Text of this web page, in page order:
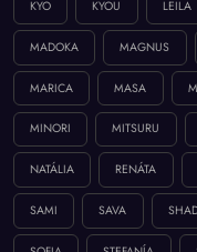
KYO KYOU LEILA
MADOKA MAGNUS
MARICA MASA
MINORI MITSURU
NATÁLIA RENÁTA
SAMI SAVA